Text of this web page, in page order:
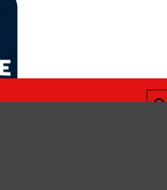
alle